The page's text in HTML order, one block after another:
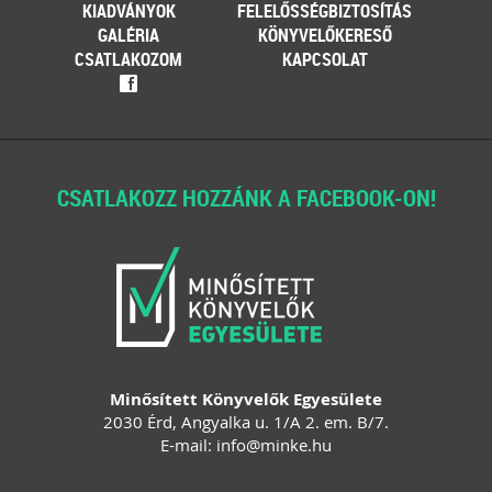
KIADVÁNYOK
FELELŐSSÉGBIZTOSÍTÁS
GALÉRIA
KÖNYVELŐKERESŐ
CSATLAKOZOM
KAPCSOLAT
f
CSATLAKOZZ HOZZÁNK A FACEBOOK-ON!
Minősített Könyvelők Egyesülete
2030 Érd, Angyalka u. 1/A 2. em. B/7.
E-mail: info@minke.hu